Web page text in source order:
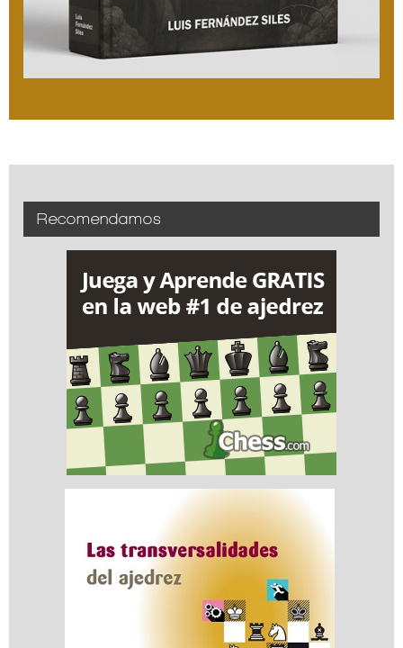
Recomendamos